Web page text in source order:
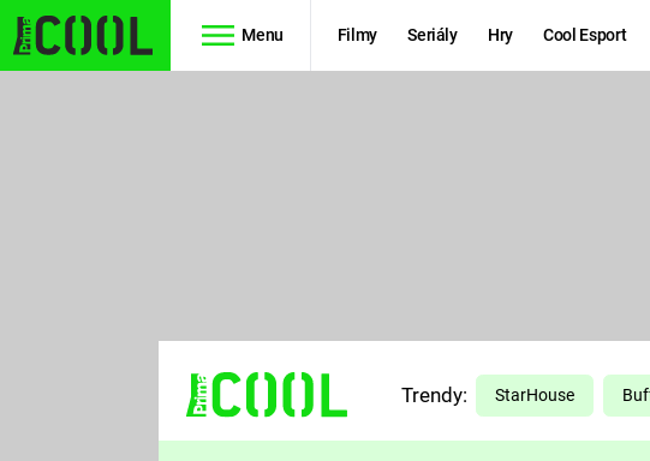
Menu Filmy Seriály Hry Cool Esport
TŘESKU
PREDÁTOR
Trendy: StarHouse